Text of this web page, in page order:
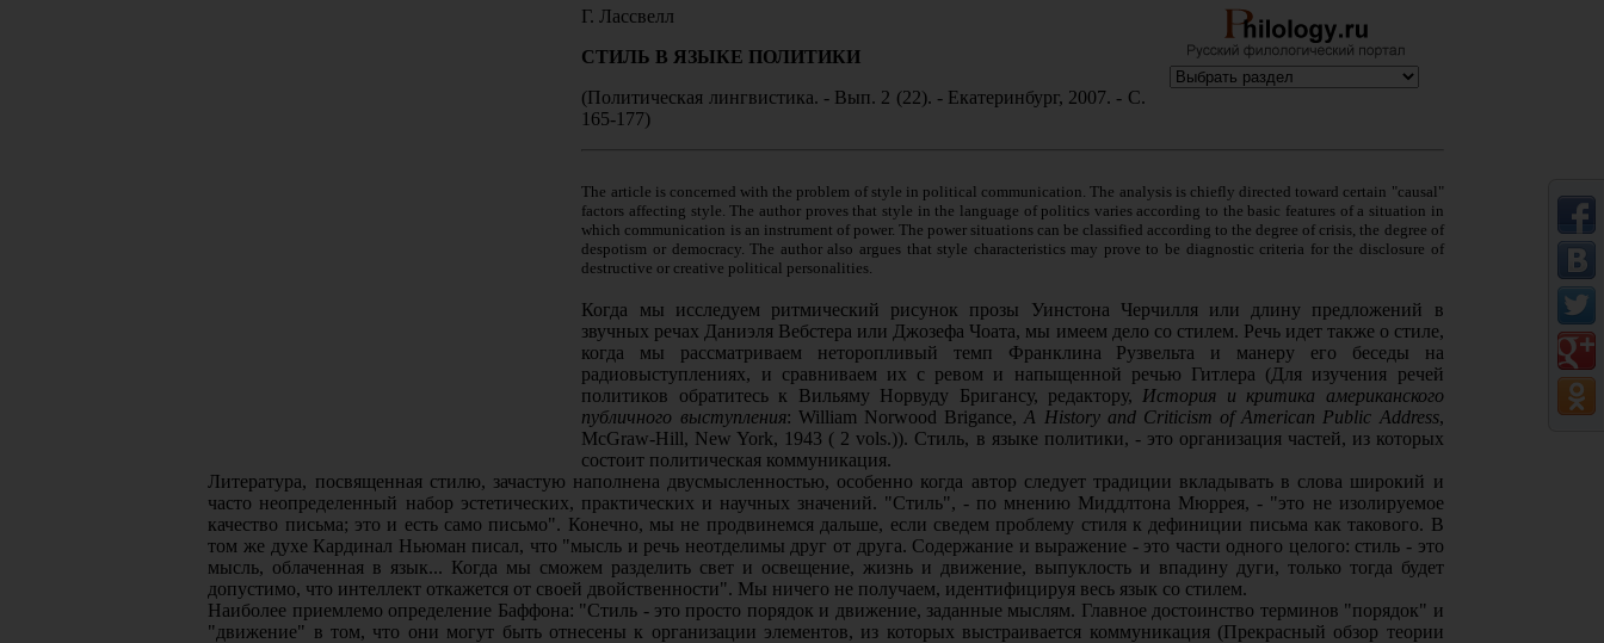
Г. Лассвелл
СТИЛЬ В ЯЗЫКЕ ПОЛИТИКИ
(Политическая лингвистика. - Вып. 2 (22). - Екатеринбург, 2007. - С.
165-177)
The article is concerned with the problem of style in political communication. The analysis is chiefly directed toward certain "causal"
factors affecting style. The author proves that style in the language of politics varies according to the basic features of a situation in
which communication is an instrument of power. The power situations can be classified according to the degree of crisis, the degree of
despotism or democracy. The author also argues that style characteristics may prove to be diagnostic criteria for the disclosure of
destructive or creative political personalities.
Когда мы исследуем ритмический рисунок прозы Уинстона Черчилля или длину предложений в
звучных речах Даниэля Вебстера или Джозефа Чоата, мы имеем дело со стилем. Речь идет также о стиле,
когда мы рассматриваем неторопливый темп Франклина Рузвельта и манеру его беседы на
радиовыступлениях, и сравниваем их с ревом и напыщенной речью Гитлера (Для изучения речей
политиков обратитесь к Вильяму Норвуду Бригансу, редактору, История и критика американского
публичного выступления: William Norwood Brigance,A History and Criticism of American Public Address,
McGraw-Hill, New York, 1943 ( 2 vols.)). Стиль, в языке политики, - это организация частей, из которых
состоит политическая коммуникация.
Литература, посвященная стилю, зачастую наполнена двусмысленностью, особенно когда автор следует традиции вкладывать в слова широкий и
часто неопределенный набор эстетических, практических и научных значений. "Стиль", - по мнению Миддлтона Мюррея, - "это не изолируемое
качество письма; это и есть само письмо". Конечно, мы не продвинемся дальше, если сведем проблему стиля к дефиниции письма как такового. В
том же духе Кардинал Ньюман писал, что "мысль и речь неотделимы друг от друга. Содержание и выражение - это части одного целого: стиль - это
мысль, облаченная в язык... Когда мы сможем разделить свет и освещение, жизнь и движение, выпуклость и впадину дуги, только тогда будет
допустимо, что интеллект откажется от своей двойственности". Мы ничего не получаем, идентифицируя весь язык со стилем.
Наиболее приемлемо определение Баффона: "Стиль - это просто порядок и движение, заданные мыслям. Главное достоинство терминов "порядок" и
"движение" в том, что они могут быть отнесены к организации элементов, из которых выстраивается коммуникация (Прекрасный обзор теории